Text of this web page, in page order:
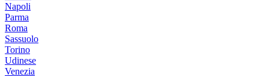
Napoli
Parma
Roma
Sassuolo
Torino
Udinese
Venezia